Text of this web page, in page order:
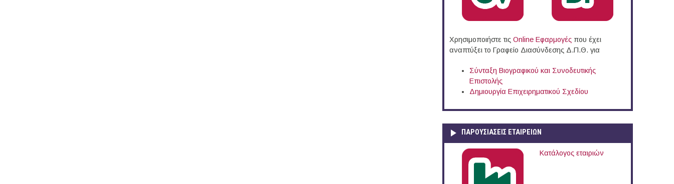
Χρησιμοποιήστε τις Online Eφαρμογές που έχει
αναπτύξει το Γραφείο Διασύνδεσης Δ.Π.Θ. για
Σύνταξη Βιογραφικού και Συνοδευτικής
Επιστολής
Δημιουργία Επιχειρηματικού Σχεδίου
ΠΑΡΟΥΣΙΆΣΕΙΣ ΕΤΑΙΡΕΙΏΝ
Κατάλογος εταιριών